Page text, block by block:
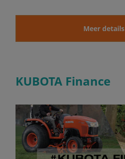
Meer details
KUBOTA Finance